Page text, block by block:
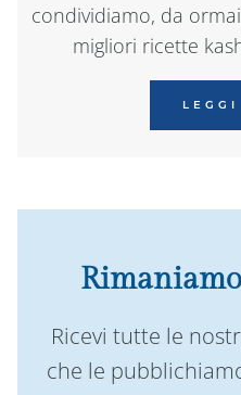
condividiamo, da
migliori ricette
LEGGI
Ricevi tutte le
che le